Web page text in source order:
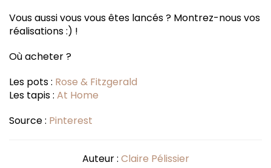
Vous aussi vous vous êtes lancés ? Montrez-nous vos
réalisations :) !
Où acheter ?
Les pots : Rose & Fitzgerald
Les tapis : At Home
Source : Pinterest
Auteur : Claire Pélissier